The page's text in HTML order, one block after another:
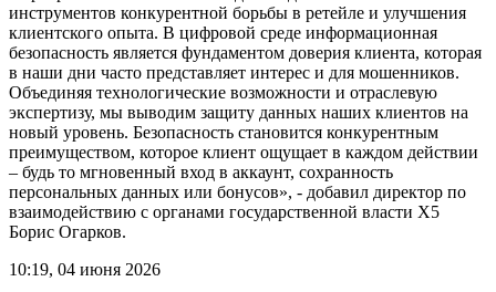
инструментов конкурентной борьбы в ретейле и улучшения
клиентского опыта. В цифровой среде информационная
безопасность является фундаментом доверия клиента, которая
в наши дни часто представляет интерес и для мошенников.
Объединяя технологические возможности и отраслевую
экспертизу, мы выводим защиту данных наших клиентов на
новый уровень. Безопасность становится конкурентным
преимуществом, которое клиент ощущает в каждом действии
– будь то мгновенный вход в аккаунт, сохранность
персональных данных или бонусов», - добавил директор по
взаимодействию с органами государственной власти Х5
Борис Огарков.
10:19, 04 июня 2026